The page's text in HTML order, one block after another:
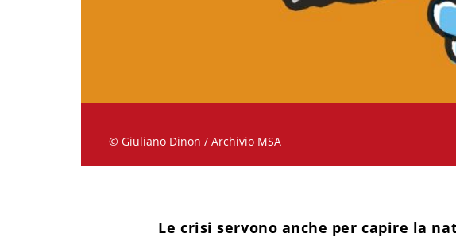
© Giuliano Dinon / Archivio MSA
Le crisi servono anche per capire la